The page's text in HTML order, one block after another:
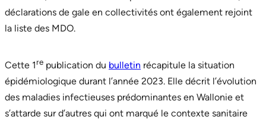
déclarations de gale en collectivités ont également rejoint
la liste des MDO.
Cette 1re publication du bulletin récapitule la situation
épidémiologique durant l’année 2023. Elle décrit l’évolution
des maladies infectieuses prédominantes en Wallonie et
s’attarde sur d’autres qui ont marqué le contexte sanitaire